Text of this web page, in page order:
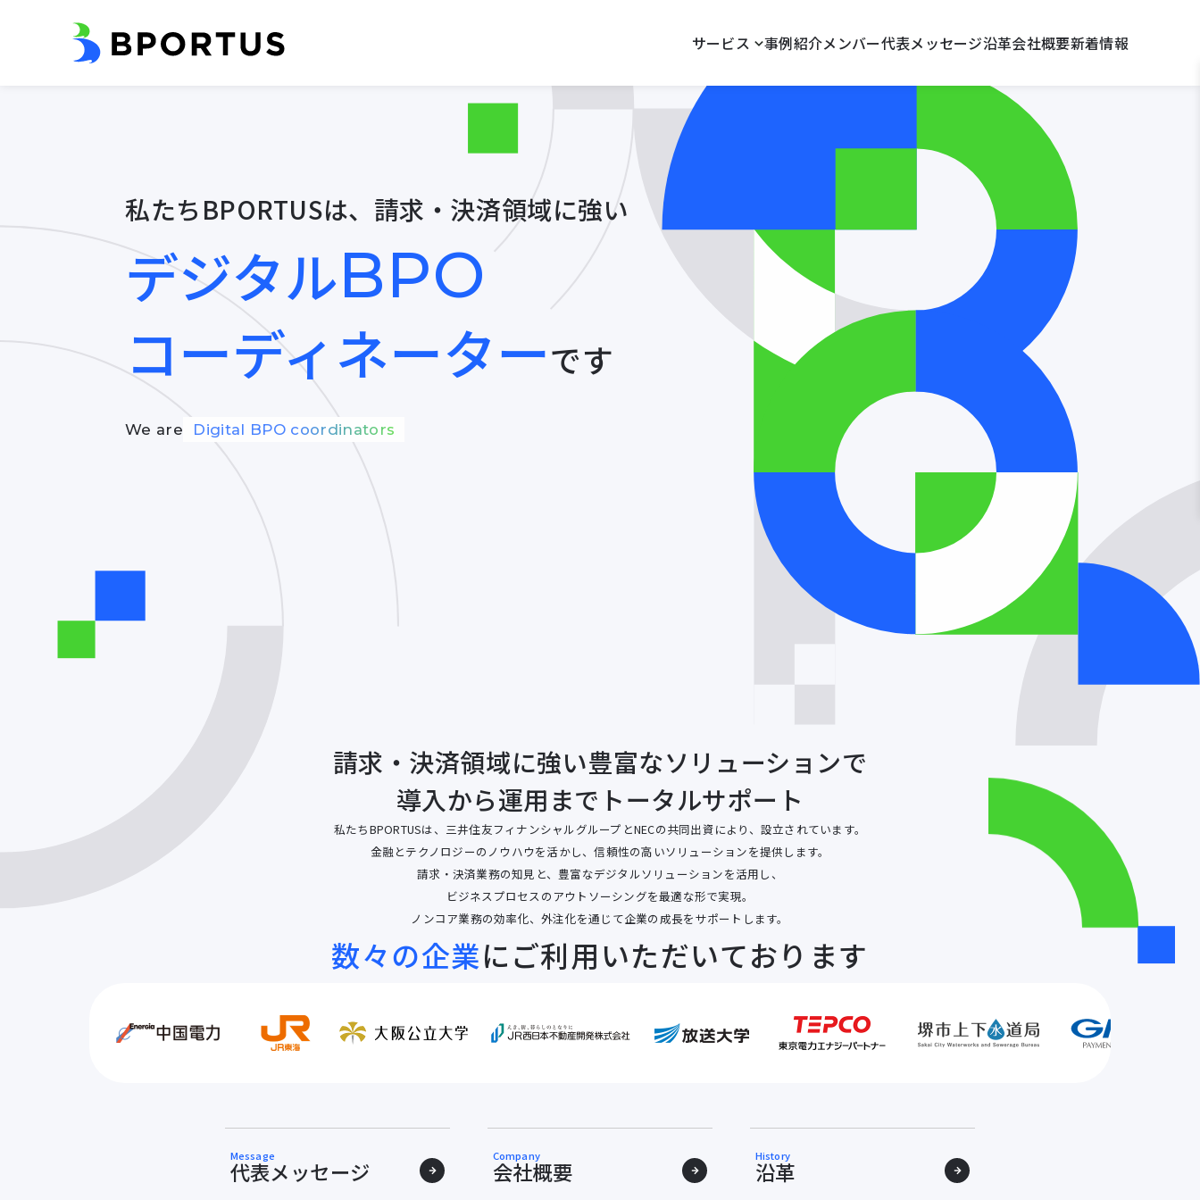
サービス 事例紹介メンバー代表メッセージ沿革会社概要新着情報
私たちBPORTUSは、請求・決済領域に強い
デジタルBPO
コーディネーターです
We are Digital BPO coordinators
請求・決済領域に強い豊富なソリューションで
導入から運用まで トータルサポート
私たちBPORTUSは、三井住友フィナンシャルグループとNECの共同出資により、設立されています。
金融とテクノロジーのノウハウを活かし、信頼性の高いソリューションを提供します。
請求・決済業務の知見と、豊富なデジタルソリューションを活用し、
ビジネスプロセスのアウトソーシングを最適な形で実現。
ノンコア業務の効率化、外注化を通じて企業の成長をサポートします。
数々の企業にご利用いただいております
Message
代表メッセージ
Company
会社概要
History
沿革